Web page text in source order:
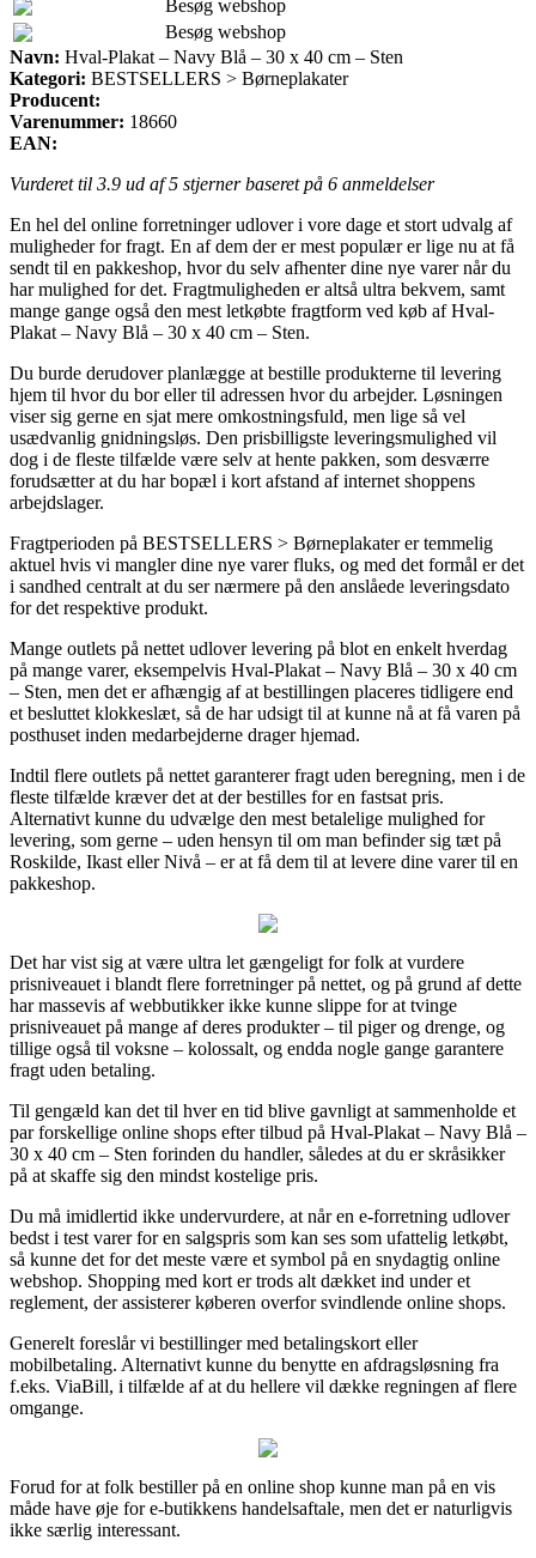
Besøg webshop
Besøg webshop
Navn: Hval-Plakat – Navy Blå – 30 x 40 cm – Sten
Kategori: BESTSELLERS > Børneplakater
Producent:
Varenummer: 18660
EAN:
Vurderet til 3.9 ud af 5 stjerner baseret på 6 anmeldelser
En hel del online forretninger udlover i vore dage et stort udvalg af
muligheder for fragt. En af dem der er mest populær er lige nu at få
sendt til en pakkeshop, hvor du selv afhenter dine nye varer når du
har mulighed for det. Fragtmuligheden er altså ultra bekvem, samt
mange gange også den mest letkøbte fragtform ved køb af Hval-
Plakat – Navy Blå – 30 x 40 cm – Sten.
Du burde derudover planlægge at bestille produkterne til levering
hjem til hvor du bor eller til adressen hvor du arbejder. Løsningen
viser sig gerne en sjat mere omkostningsfuld, men lige så vel
usædvanlig gnidningsløs. Den prisbilligste leveringsmulighed vil
dog i de fleste tilfælde være selv at hente pakken, som desværre
forudsætter at du har bopæl i kort afstand af internet shoppens
arbejdslager.
Fragtperioden på BESTSELLERS > Børneplakater er temmelig
aktuel hvis vi mangler dine nye varer fluks, og med det formål er det
i sandhed centralt at du ser nærmere på den anslåede leveringsdato
for det respektive produkt.
Mange outlets på nettet udlover levering på blot en enkelt hverdag
på mange varer, eksempelvis Hval-Plakat – Navy Blå – 30 x 40 cm
– Sten, men det er afhængig af at bestillingen placeres tidligere end
et besluttet klokkeslæt, så de har udsigt til at kunne nå at få varen på
posthuset inden medarbejderne drager hjemad.
Indtil flere outlets på nettet garanterer fragt uden beregning, men i de
fleste tilfælde kræver det at der bestilles for en fastsat pris.
Alternativt kunne du udvælge den mest betalelige mulighed for
levering, som gerne – uden hensyn til om man befinder sig tæt på
Roskilde, Ikast eller Nivå – er at få dem til at levere dine varer til en
pakkeshop.
Det har vist sig at være ultra let gængeligt for folk at vurdere
prisniveauet i blandt flere forretninger på nettet, og på grund af dette
har massevis af webbutikker ikke kunne slippe for at tvinge
prisniveauet på mange af deres produkter – til piger og drenge, og
tillige også til voksne – kolossalt, og endda nogle gange garantere
fragt uden betaling.
Til gengæld kan det til hver en tid blive gavnligt at sammenholde et
par forskellige online shops efter tilbud på Hval-Plakat – Navy Blå –
30 x 40 cm – Sten forinden du handler, således at du er skråsikker
på at skaffe sig den mindst kostelige pris.
Du må imidlertid ikke undervurdere, at når en e-forretning udlover
bedst i test varer for en salgspris som kan ses som ufattelig letkøbt,
så kunne det for det meste være et symbol på en snydagtig online
webshop. Shopping med kort er trods alt dækket ind under et
reglement, der assisterer køberen overfor svindlende online shops.
Generelt foreslår vi bestillinger med betalingskort eller
mobilbetaling. Alternativt kunne du benytte en afdragsløsning fra
f.eks. ViaBill, i tilfælde af at du hellere vil dække regningen af flere
omgange.
Forud for at folk bestiller på en online shop kunne man på en vis
måde have øje for e-butikkens handelsaftale, men det er naturligvis
ikke særlig interessant.